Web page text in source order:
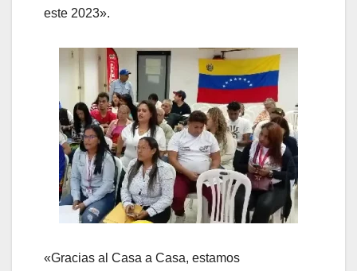
este 2023».
«Gracias al Casa a Casa, estamos